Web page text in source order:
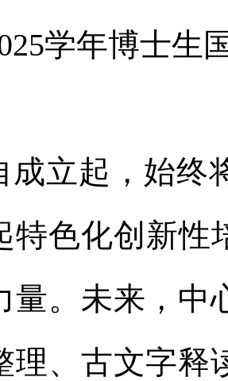
学年博士生
成立起，始终
特色化创新性
量。未来，中
理、古文字释